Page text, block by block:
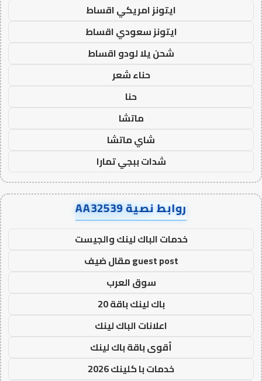
ايتونز امريكي اقساط
ايتونز سعودي اقساط
شحن يلا لودو اقساط
حناء شعر
حنا
ماتشا
شاي ماتشا
شدات ببجي تمارا
روابط نصية AA32539
خدمات الباك لينك والجيست
guest post مقال ضيف
سوق العرب
باك لينك باقة 20
اعلانات الباك لينك
أقوى باقة باك لينك
خدمات با كلينك 2026